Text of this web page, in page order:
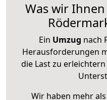
Was wir
Ein Umzug nach
Herausforderungen
die Last zu
Wir haben mehr